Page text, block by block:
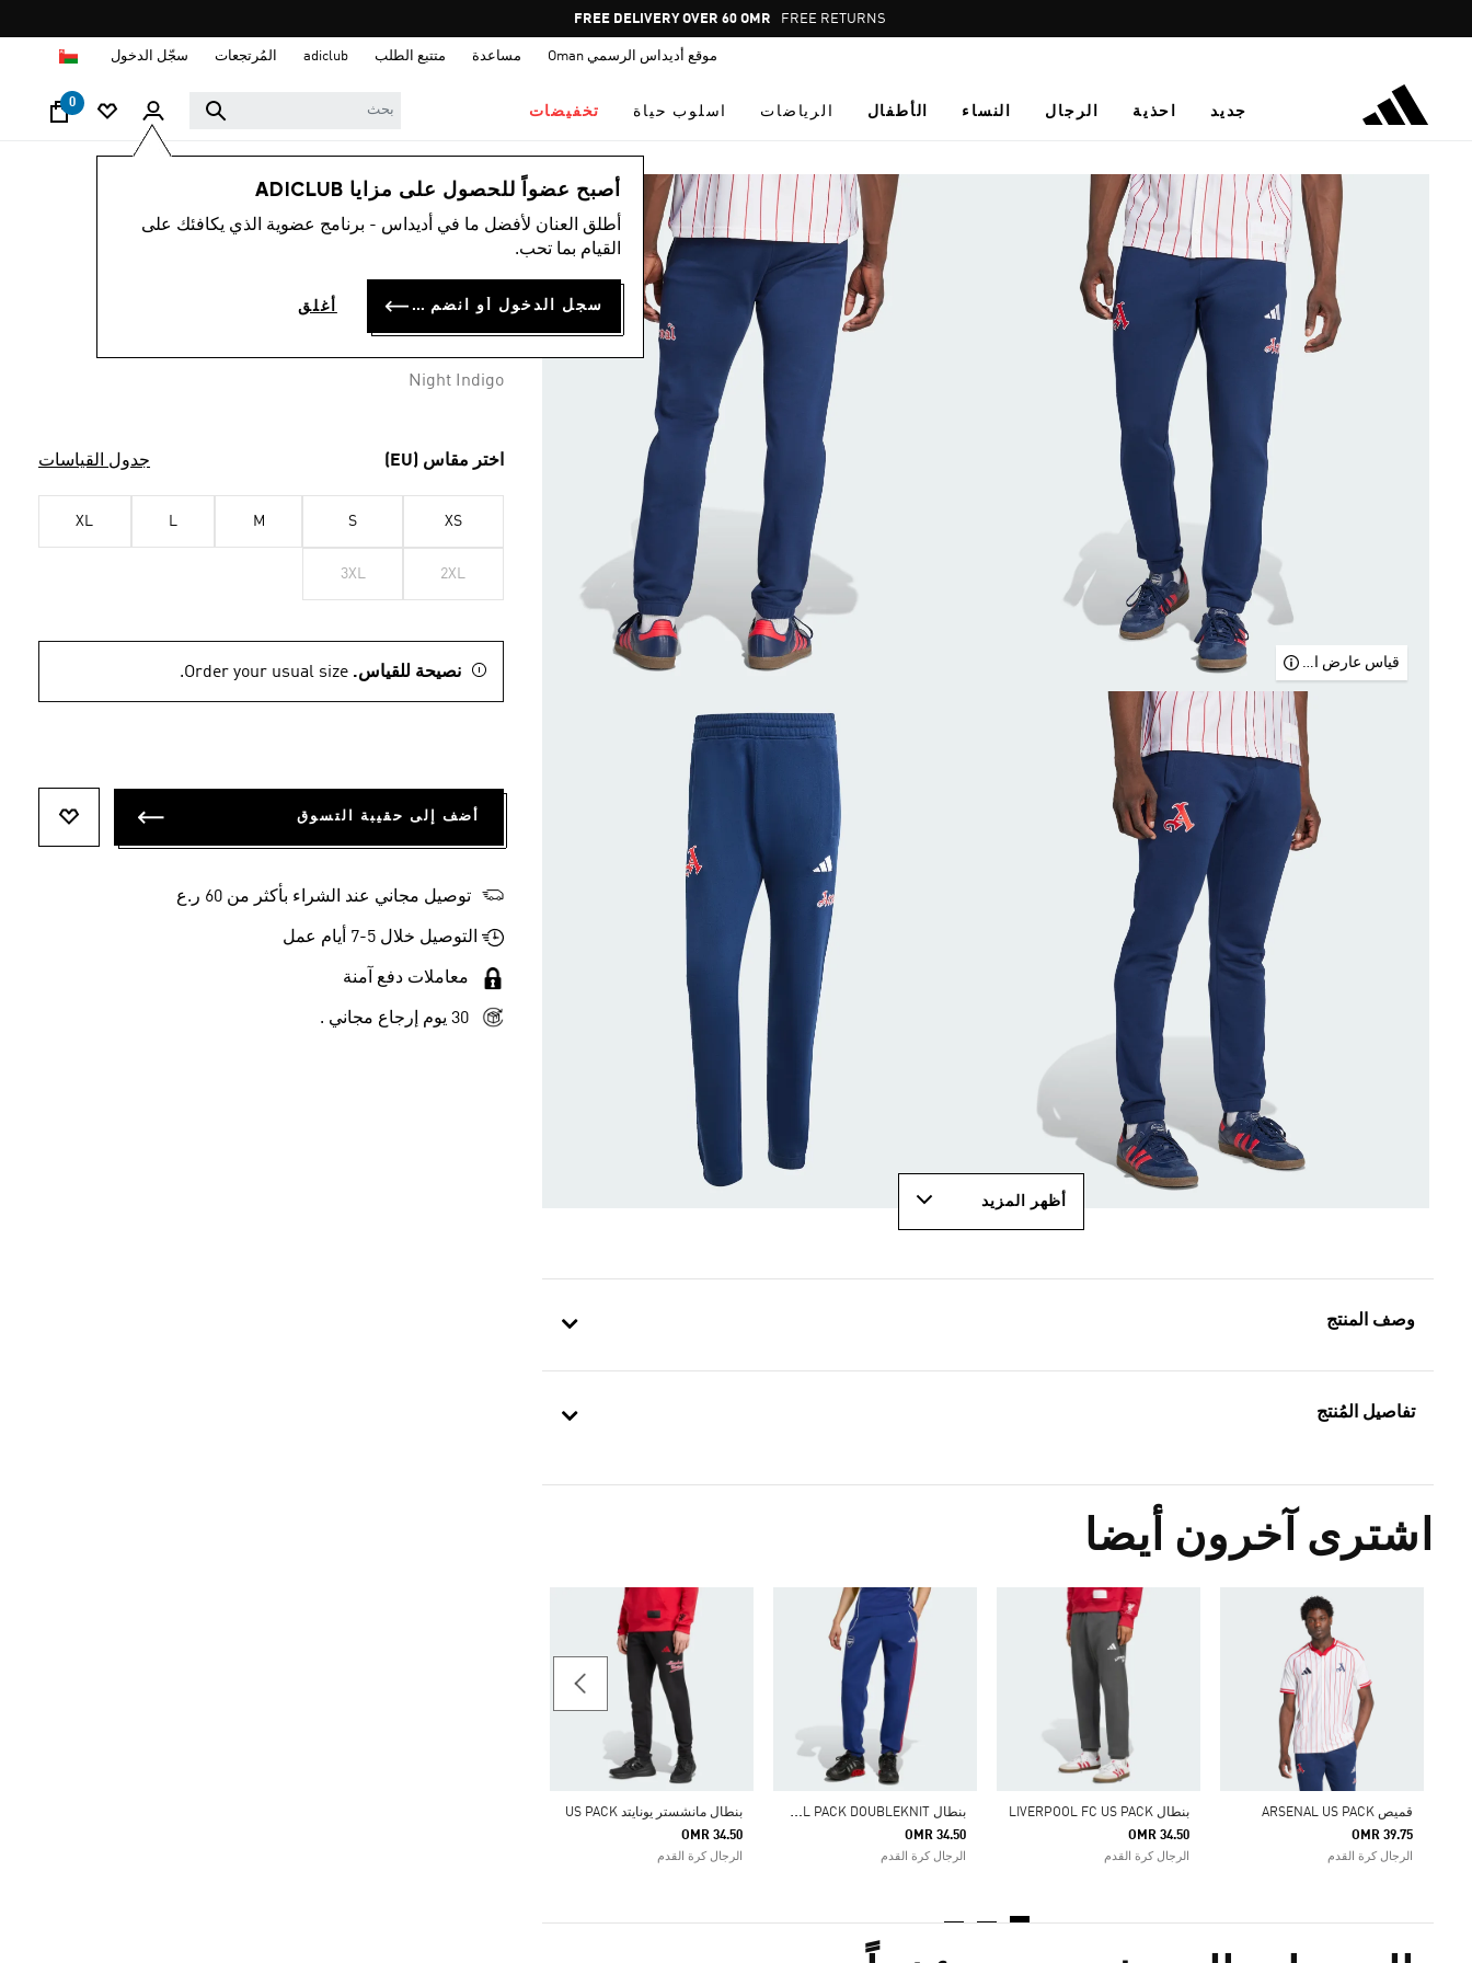
Pause
promotion
FREE DELIVERY OVER 60 OMR FREE RETURNS
موقع أديداس الرسمي Oman مساعدة متتبع الطلب adiclub المُرتجعات سجّل الدخول
جديد احذية الرجال النساء الأطفال الرياضات اسلوب حياة تخفيضات
0
أصبح عضواً للحصول على مزايا ADICLUB
أطلق العنان لأفضل ما في أديداس - برنامج عضوية الذي يكافئك على
القيام بما تحب.
سجل الدخول أو انضم الآن أغلق
قياس عارض الأزياء
أظهر المزيد
وصف المنتج
تفاصيل المُنتج
اشترى آخرون أيضا
قميص ARSENAL US PACK
OMR 39.75
الرجال كرة القدم
بنطال LIVERPOOL FC US PACK
OMR 34.50
الرجال كرة القدم
ب
نطال ARSENAL FESTIVAL PACK DOUBLEKNIT
OMR 34.50
الرجال كرة القدم
بنطال مانشستر يونايتد US PACK
OMR 34.50
الرجال كرة القدم
الرجال ملابس
بنطال ARSENAL US
PACK
Night Indigo
اختر مقاس (EU) جدول القياسات
XS
S
M
L
XL
2XL
3XL
نصيحة للقياس.Order your usual size.
أضف إلى حقيبة التسوق
توصيل مجاني عند الشراء بأكثر من 60 ر.ع
التوصيل خلال 5-7 أيام عمل
معاملات دفع آمنة
30 يوم إرجاع مجاني .